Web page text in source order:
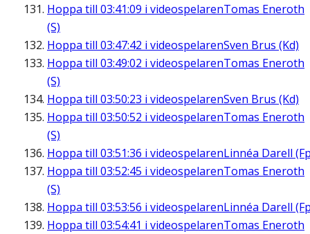
Hoppa till 03:41:09 i videospelarenTomas Eneroth
(S)
Hoppa till 03:47:42 i videospelarenSven Brus (Kd)
Hoppa till 03:49:02 i videospelarenTomas Eneroth
(S)
Hoppa till 03:50:23 i videospelarenSven Brus (Kd)
Hoppa till 03:50:52 i videospelarenTomas Eneroth
(S)
Hoppa till 03:51:36 i videospelarenLinnéa Darell
Hoppa till 03:52:45 i videospelarenTomas Eneroth
(S)
Hoppa till 03:53:56 i videospelarenLinnéa Darell
Hoppa till 03:54:41 i videospelarenTomas Eneroth